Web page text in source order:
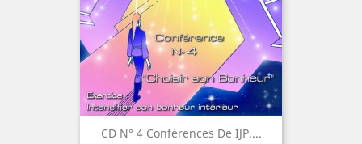
CD N° 4 Conférences De IJP....